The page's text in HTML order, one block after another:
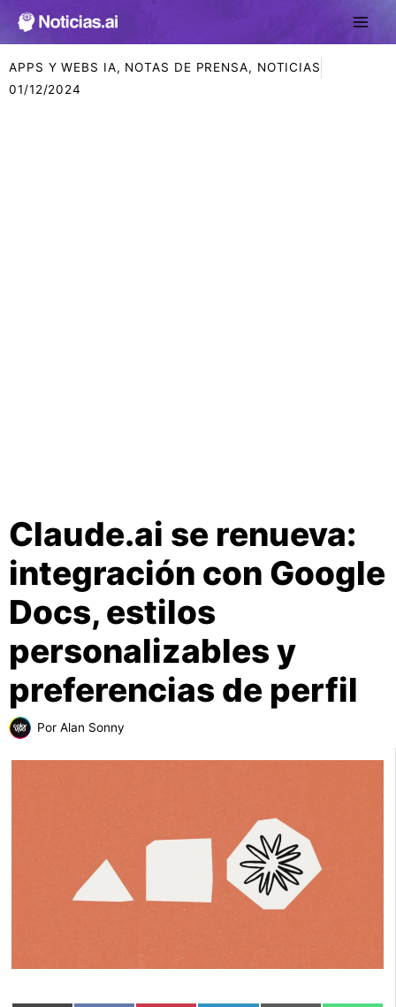
APPS Y WEBS IA, NOTAS DE PRENSA, NOTICIAS
01/12/2024
Claude.ai se renueva:
integración con Google
Docs, estilos
personalizables y
preferencias de perfil
Por Alan Sonny